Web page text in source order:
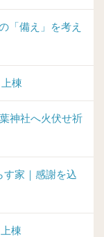
「備え」を考え
棟
神社へ火伏せ祈
家｜感謝を込
棟